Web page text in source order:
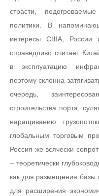
страсти,
политики. В
интересы США, России
справедливо считает
в эксплуатацию
поэтому склонна
очередь,
строительства порта,
наращиванию
глобальным торговым
Россия же всячески
– теоретически
как для размещения
для расширения